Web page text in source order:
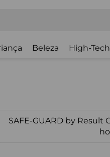
Beleza High-
SAFE-GUARD by Result